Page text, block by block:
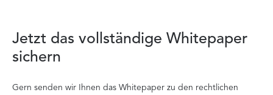
Jetzt das vollständige Whitepaper
sichern
Gern senden wir Ihnen das Whitepaper zu den rechtlichen